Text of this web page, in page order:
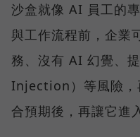
沙盒就像 AI 員工的
與工作流程前，企業
務、沒有 AI 幻覺、
Injection）等風險，
合預期後，再讓它進